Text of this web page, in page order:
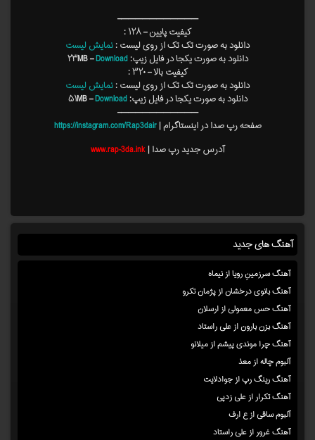
———————————–
کیفیت پایین – ۱۲۸ :
دانلود به صورت تک تک از روی لیست :نمایش لیست
دانلود به صورت یکجا در فایل زیپ: ۲۳MB –Download
کیفیت بالا – ۳۲۰ :
دانلود به صورت تک تک از روی لیست :نمایش لیست
دانلود به صورت یکجا در فایل زیپ: ۵۱MB –Download
———————————–
صفحه رپ صدا در اینستاگرام |https://instagram.com/Rap3dair
آدرس جدید رپ صدا |www.rap-3da.ink
آهنگ های جدید
آهنگ سرزمینِ رویا از نیماه
آهنگ بانوی درخشان از پژمان تکرو
آهنگ حس معمولی از ارسلان
آهنگ بزن بارون از علی راستاد
آهنگ چرا موندی پیشم از میلانو
آلبوم چاله از معذ
آهنگ رینگ رپ از جوادلایت
آهنگ تکرار از علی زدپی
آلبوم ساقی از ع ارف
آهنگ غرور از علی راستاد